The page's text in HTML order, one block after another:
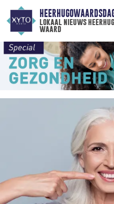
lokaal nieuws
waard